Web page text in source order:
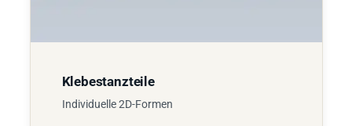
Klebestanzteile
Individuelle 2D-Formen